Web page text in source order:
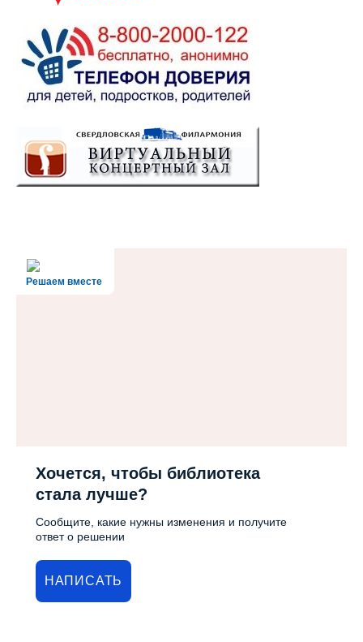
Решаем вместе
Хочется, чтобы библиотека
стала лучше?
Сообщите, какие нужны изменения и получите
ответ о решении
НАПИСАТЬ